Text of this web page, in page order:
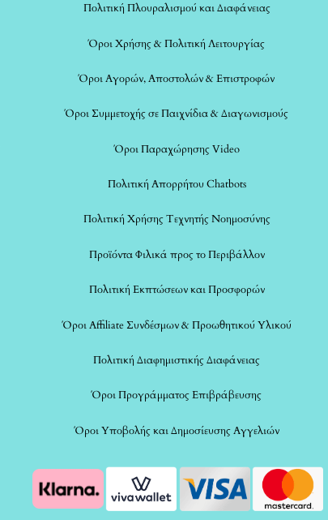
Πολιτική Πλουραλισμού και Διαφάνειας
Όροι Χρήσης & Πολιτική Λειτουργίας
Όροι Αγορών, Αποστολών & Επιστροφών
Όροι Συμμετοχής σε Παιχνίδια & Διαγωνισμούς
Όροι Παραχώρησης Video
Πολιτική Απορρήτου Chatbots
Πολιτική Χρήσης Τεχνητής Νοημοσύνης
Προϊόντα Φιλικά προς το Περιβάλλον
Πολιτική Εκπτώσεων και Προσφορών
Όροι Affiliate Συνδέσμων & Προωθητικού Υλικού
Πολιτική Διαφημιστικής Διαφάνειας
Όροι Προγράμματος Επιβράβευσης
Όροι Υποβολής και Δημοσίευσης Αγγελιών